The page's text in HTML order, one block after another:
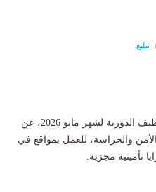
تبليغ
أعلنت وزارة العمل، ضمن نشرة التوظيف الدورية لشهر مايو 2026، عن
الأمن والحراسة، للعمل بمواقع في